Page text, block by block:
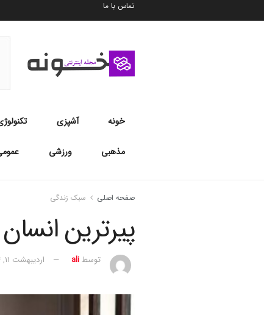
تماس با ما
خونه آشپزی
مذهبی ورزشی
صفحه اصلی سبک زندگی
پیرترین
توسط ali اردیبهشت ۱۱, ۱۴۰۴